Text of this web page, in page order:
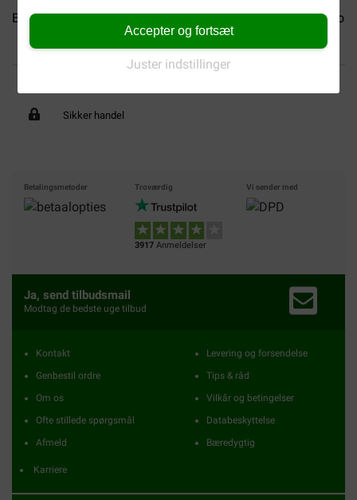
Accepter og fortsæt
Juster indstillinger
Brun læder hundesnor Sort Læder hundesnor Læder
Sikker handel
Betalingsmetoder Troværdig
3917 Anmeldelser
Vi sender med
Ja, send tilbudsmail
Modtag de bedste uge tilbud
Kontakt
Genbestil ordre
Om os
Ofte stillede spørgsmål
Afmeld
Karriere
Levering og forsendelse
Tips & råd
Vilkår og betingelser
Databeskyttelse
Bæredygtig